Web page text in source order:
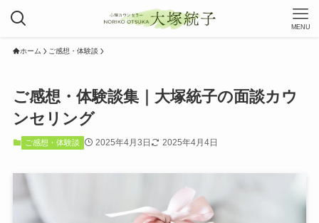
MENU
ホーム ご感想・体験談
ご感想・体験談集｜大塚統子の面談カウ
ンセリング
ご感想・体験談 2025年4月3日 2025年4月4日